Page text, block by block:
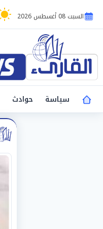
السبت 08 أغسطس 2026
سياسة
حوادث